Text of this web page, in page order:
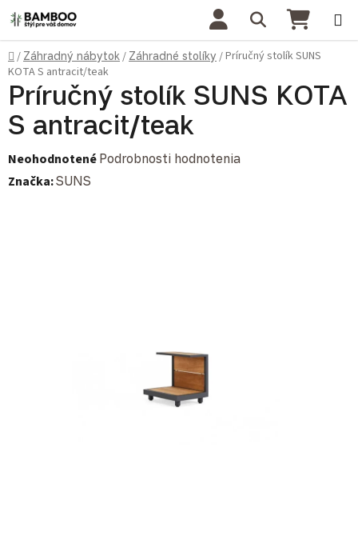
Prejsť na obsah Hľadať
Domov
/ Záhradný nábytok / Záhradné stolíky /Príručný stolík SUNS
KOTA S antracit/teak
Príručný stolík SUNS KOTA
S antracit/teak
Priemerné hodnotenie produktu je 0,0 z 5 hviezdičiek.
Neohodnotené Podrobnosti hodnotenia
Značka:SUNS